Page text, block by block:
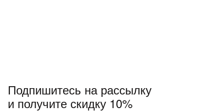
Подпишитесь на рассылку
и получите скидку 10%